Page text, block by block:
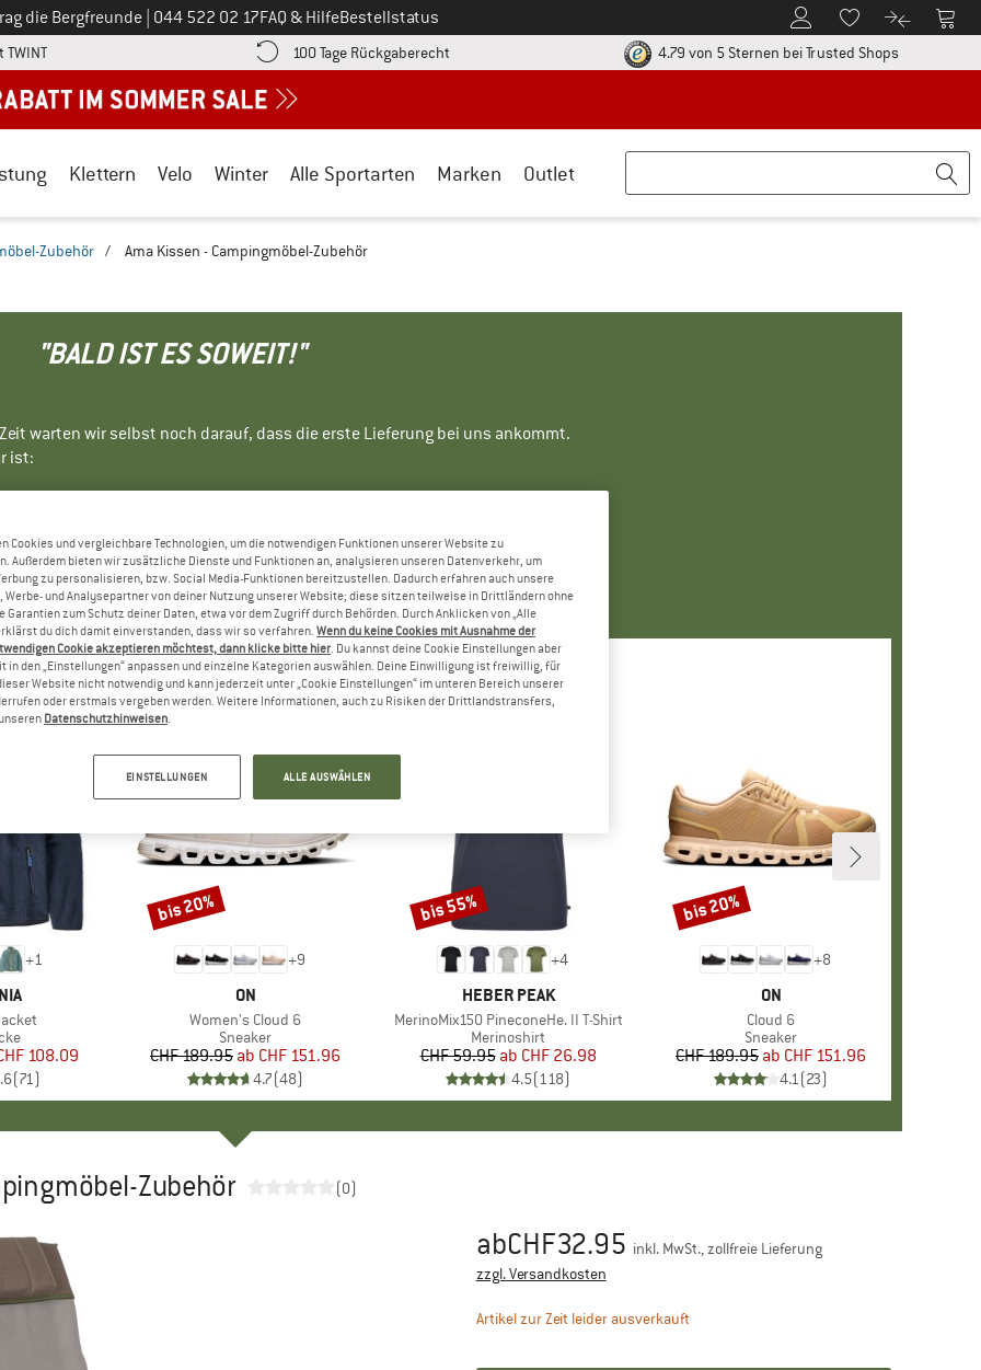
die Bergfreunde Ruf uns an unter
044 522 02 17FAQ & HilfeBestellstatus Zum KundenkontoZum Merkzettel.
Zum Zum
Finde die Zahlungs-Infos hier! Öffnet sich in einer Infobox
100 Tage Rückgaberecht Gehe hier zu den Rückgabe-Richtlinien Öffnet sich in einer Infobox
4.79 von 5 Sternen bei Trusted ShopsFinde alle
Klettern Velo Winter Alle Sportarten Marken Outlet
Zubehör / Ama Kissen - Campingmöbel-Zubehör
"BALD IST ES SOWEIT!"
warten wir selbst noch darauf, dass die erste Lieferung bei uns ankommt.
ist:
TOPSELLER IM SHOP
+1
Preis
108.09
(71)
+9
MARKE
ON
Artikel
Women's Cloud 6
Produktgruppe
Sneaker
Preis
CHF 189.95 reduzierter Preis
ab CHF 151.96
4.7(48)
Rabatt
bis 20%
+4
MARKE
HEBER PEAK
Artikel
MerinoMix150 PineconeHe. II T-Shirt
Produktgruppe
Merinoshirt
Preis
CHF 59.95 reduzierter Preis
ab CHF 26.98
4.5(118)
Rabatt
bis 55%
+8
MARKE
ON
Artikel
Cloud 6
Produktgruppe
Sneaker
Preis
CHF 189.95 reduzierter Preis
ab CHF 151.96
4.1(23)
Rabatt
bis 20%
Zubehör (0)
Preis:
abCHF32.95 inkl. MwSt., zollfreie Lieferung
zzgl. VersandkostenInformationen zu den Versandkosten. Öffnet sich in einer
Artikel zur Zeit leider ausverkauftDer Link öffnet sich in einer Infobox und
Cookies und vergleichbare Technologien, um die notwendigen Funktionen unserer Website zu
Außerdem bieten wir zusätzliche Dienste und Funktionen an, analysieren unseren Datenverkehr, um
zu personalisieren, bzw. Social Media-Funktionen bereitzustellen. Dadurch erfahren auch unsere
Werbe- und Analysepartner von deiner Nutzung unserer Website; diese sitzen teilweise in Drittländern ohne
Garantien zum Schutz deiner Daten, etwa vor dem Zugriff durch Behörden. Durch Anklicken von „Alle
du dich damit einverstanden, dass wir so verfahren. Wenn du keine Cookies mit Ausnahme der
Cookie akzeptieren möchtest, dann klicke bitte hier. Du kannst deine Cookie Einstellungen aber
in den „Einstellungen“ anpassen und einzelne Kategorien auswählen. Deine Einwilligung ist freiwillig, für
Website nicht notwendig und kann jederzeit unter „Cookie Einstellungen“ im unteren Bereich unserer
oder erstmals vergeben werden. Weitere Informationen, auch zu Risiken der Drittlandstransfers,
Datenschutzhinweisen.
EINSTELLUNGEN ALLE AUSWÄHLEN